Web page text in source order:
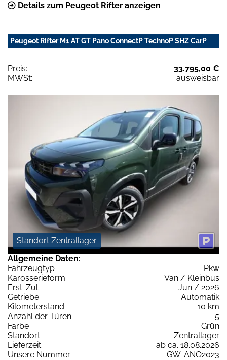
Details zum Peugeot Rifter anzeigen
Peugeot Rifter M1 AT GT Pano ConnectP TechnoP SHZ CarP
Preis:
33.795,00 €
MWSt:
ausweisbar
Standort Zentrallager
Allgemeine Daten:
Fahrzeugtyp
Pkw
Karosserieform
Van / Kleinbus
Erst-Zul.
Jun / 2026
Getriebe
Automatik
Kilometerstand
10 km
Anzahl der Türen
5
Farbe
Grün
Standort
Zentrallager
Lieferzeit
ab ca. 18.08.2026
Unsere Nummer
GW-ANO2023